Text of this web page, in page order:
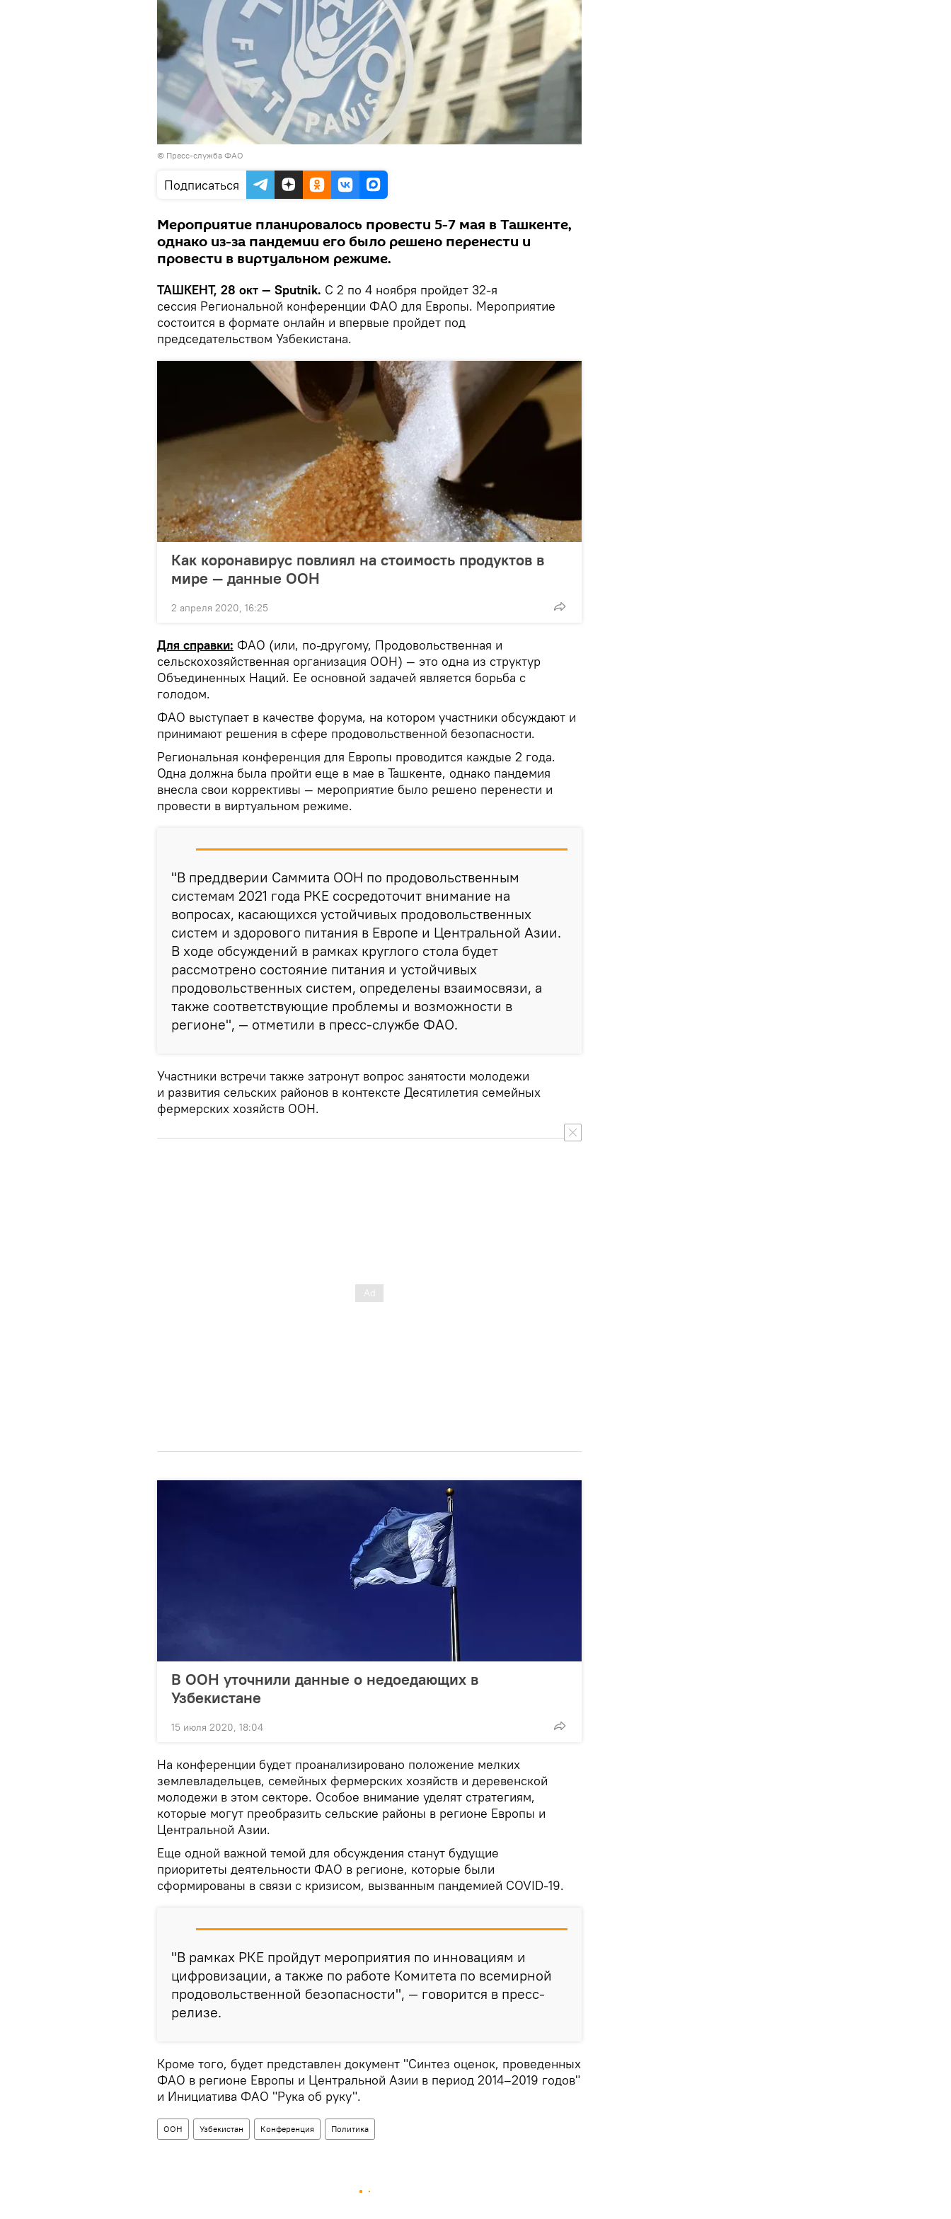
© Пресс-служба ФАО
Подписаться
Мероприятие планировалось провести 5-7 мая в Ташкенте,
однако из-за пандемии его было решено перенести и
провести в виртуальном режиме.
ТАШКЕНТ, 28 окт — Sputnik. С 2 по 4 ноября пройдет 32-я
сессия Региональной конференции ФАО для Европы. Мероприятие
состоится в формате онлайн и впервые пройдет под
председательством Узбекистана.
Как коронавирус повлиял на стоимость продуктов в
мире — данные ООН
2 апреля 2020, 16:25
Для справки: ФАО (или, по-другому, Продовольственная и
сельскохозяйственная организация ООН) — это одна из структур
Объединенных Наций. Ее основной задачей является борьба с
голодом.
ФАО выступает в качестве форума, на котором участники обсуждают и
принимают решения в сфере продовольственной безопасности.
Региональная конференция для Европы проводится каждые 2 года.
Одна должна была пройти еще в мае в Ташкенте, однако пандемия
внесла свои коррективы — мероприятие было решено перенести и
провести в виртуальном режиме.
"В преддверии Саммита ООН по продовольственным
системам 2021 года РКЕ сосредоточит внимание на
вопросах, касающихся устойчивых продовольственных
систем и здорового питания в Европе и Центральной Азии.
В ходе обсуждений в рамках круглого стола будет
рассмотрено состояние питания и устойчивых
продовольственных систем, определены взаимосвязи, а
также соответствующие проблемы и возможности в
регионе", — отметили в пресс-службе ФАО.
Участники встречи также затронут вопрос занятости молодежи
и развития сельских районов в контексте Десятилетия семейных
фермерских хозяйств ООН.
В ООН уточнили данные о недоедающих в
Узбекистане
15 июля 2020, 18:04
На конференции будет проанализировано положение мелких
землевладельцев, семейных фермерских хозяйств и деревенской
молодежи в этом секторе. Особое внимание уделят стратегиям,
которые могут преобразить сельские районы в регионе Европы и
Центральной Азии.
Еще одной важной темой для обсуждения станут будущие
приоритеты деятельности ФАО в регионе, которые были
сформированы в связи с кризисом, вызванным пандемией COVID-19.
"В рамках РКЕ пройдут мероприятия по инновациям и
цифровизации, а также по работе Комитета по всемирной
продовольственной безопасности", — говорится в пресс-
релизе.
Кроме того, будет представлен документ "Синтез оценок, проведенных
ФАО в регионе Европы и Центральной Азии в период 2014–2019 годов"
и Инициатива ФАО "Рука об руку".
ООН Узбекистан Конференция Политика